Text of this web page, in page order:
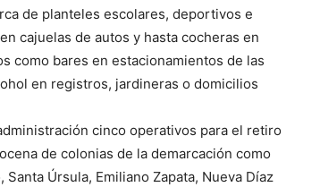
de planteles escolares, deportivos e
cajuelas de autos y hasta cocheras en
como bares en estacionamientos de las
en registros, jardineras o domicilios
cinco operativos para el retiro
de colonias de la demarcación como
Úrsula, Emiliano Zapata, Nueva Díaz